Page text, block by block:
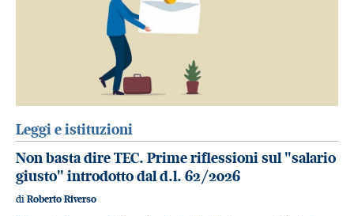
Leggi e istituzioni
Non basta dire TEC. Prime riflessioni sul "salario
giusto" introdotto dal d.l. 62/2026
di Roberto Riverso